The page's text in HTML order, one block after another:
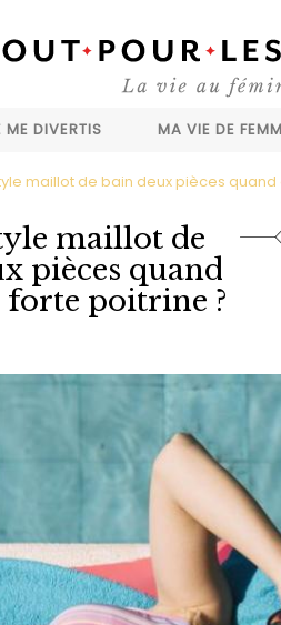
ME DIVERTIS MA VIE DE
maillot de bain deux pièces
maillot de
pièces quand
forte poitrine ?